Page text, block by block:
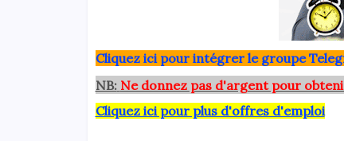
Cliquez ici pour intégrer le groupe
NB: Ne donnez pas d'argent pour
Cliquez ici pour plus d'offres d'emploi